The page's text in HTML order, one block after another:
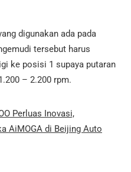
digunakan ada pada
tersebut harus
ke posisi 1 supaya putaran
– 2.200 rpm.
Perluas Inovasi,
AiMOGA di Beijing Auto